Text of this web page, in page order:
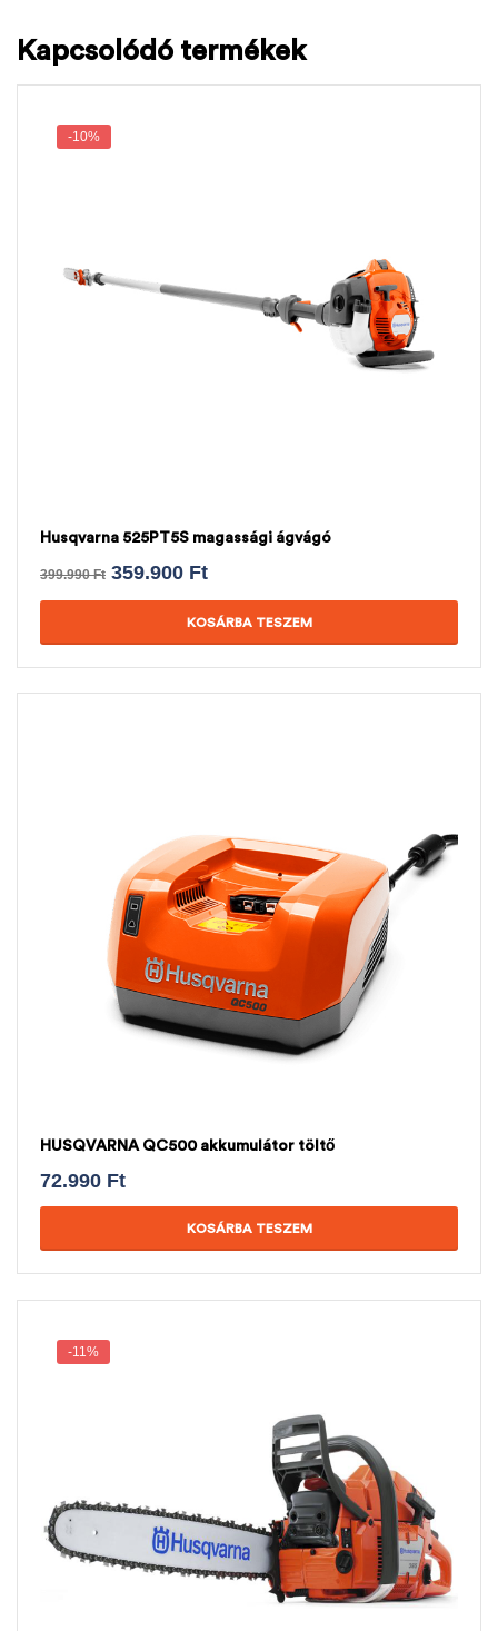
Kapcsolódó termékek
-10%
Husqvarna 525PT5S magassági ágvágó
399.990Ft 359.900 Ft
KOSÁRBA TESZEM
HUSQVARNA QC500 akkumulátor töltő
72.990 Ft
KOSÁRBA TESZEM
-11%